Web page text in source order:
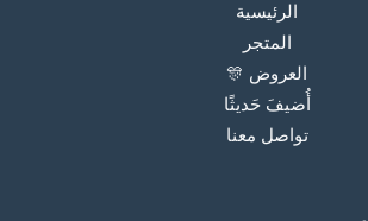
الرئيسية
المتجر
العروض 🎊
أُضيفَ حَديثًا
تواصل معنا